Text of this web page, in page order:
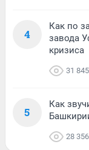
4
Как по
завода
кризиса
31 845
5
Как
28 356